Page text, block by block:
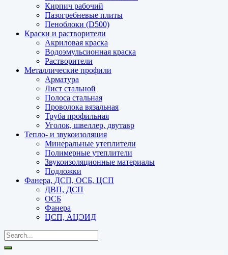
Кирпич рабочий
Пазогребневые плиты
Пеноблоки (D500)
Краски и растворители
Акриловая краска
Водоэмульсионная краска
Растворители
Металлические профили
Арматура
Лист стальной
Полоса стальная
Проволока вязальная
Труба профильная
Уголок, швеллер, двутавр
Тепло- и звукоизоляция
Минеральные утеплители
Полимерные утеплители
Звукоизоляционные материалы
Подложки
Фанера, ДСП, ОСБ, ЦСП
ДВП, ДСП
ОСБ
Фанера
ЦСП, АЦЭИД